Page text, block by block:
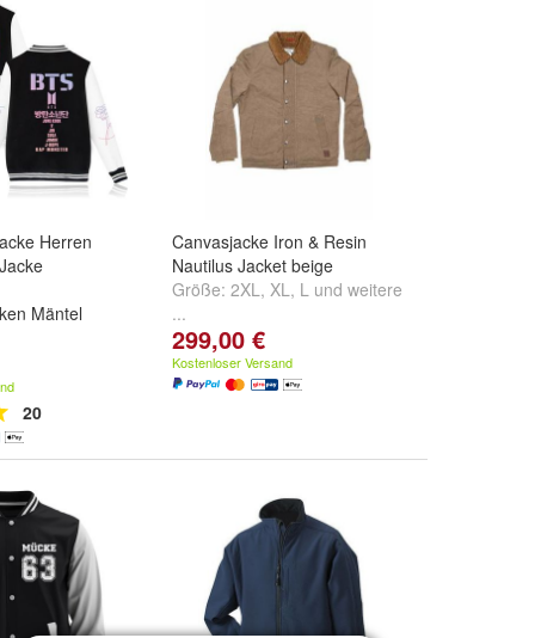
Herren
Mäntel
01
20
Canvasjacke Iron & Resin
Nautilus Jacket beige
Größe: 2XL, XL, L und weitere
...
299,00 €
Kostenloser Versand